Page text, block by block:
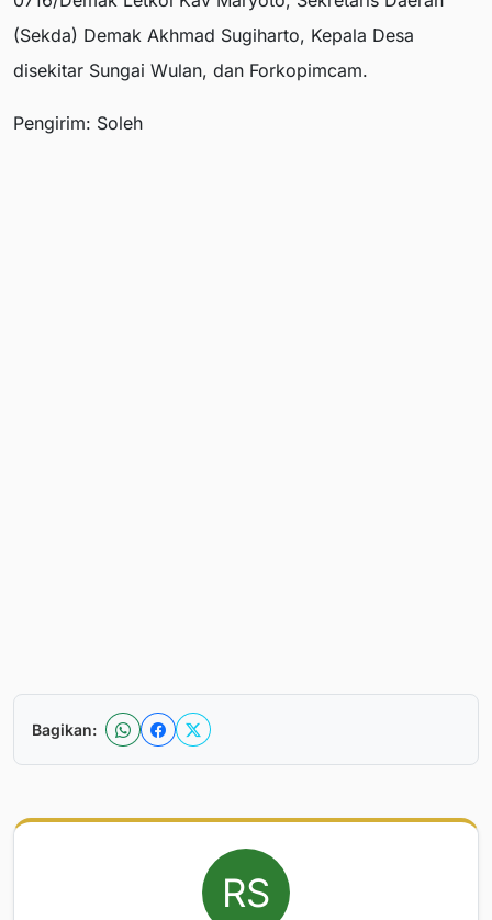
(Sekda) Demak Akhmad Sugiharto, Kepala Desa
disekitar Sungai Wulan, dan Forkopimcam.
Pengirim: Soleh
Bagikan: